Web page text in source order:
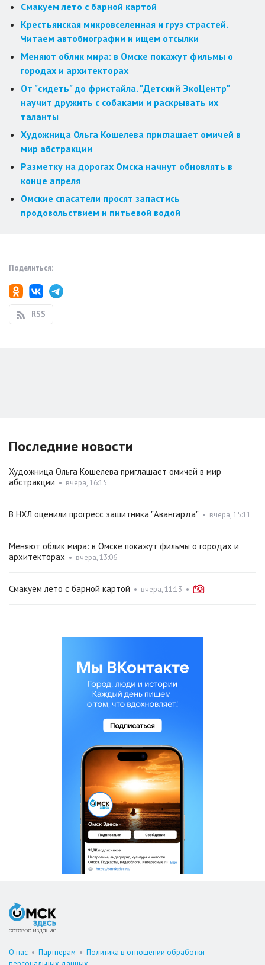
Смакуем лето с барной картой
Крестьянская микровселенная и груз страстей.
Читаем автобиографии и ищем отсылки
Меняют облик мира: в Омске покажут фильмы о
городах и архитекторах
От "сидеть" до фристайла. "Детский ЭкоЦентр"
научит дружить с собаками и раскрывать их
таланты
Художница Ольга Кошелева приглашает омичей в
мир абстракции
Разметку на дорогах Омска начнут обновлять в
конце апреля
Омские спасатели просят запастись
продовольствием и питьевой водой
Поделиться:
RSS
Последние новости
Художница Ольга Кошелева приглашает омичей в мир
абстракции • вчера, 16:15
В НХЛ оценили прогресс защитника "Авангарда" • вчера, 15:11
Меняют облик мира: в Омске покажут фильмы о городах и
архитекторах • вчера, 13:06
Смакуем лето с барной картой • вчера, 11:13 •
О нас • Партнерам • Политика в отношении обработки